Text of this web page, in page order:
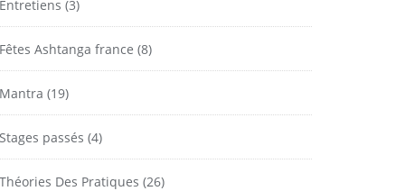
Entretiens (3)
Fêtes Ashtanga france (8)
Mantra (19)
Stages passés (4)
Théories Des Pratiques (26)